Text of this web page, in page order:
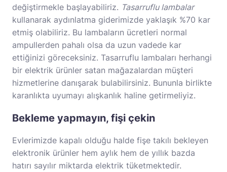
değiştirmekle başlayabiliriz. Tasarruflu lambalar
kullanarak aydınlatma giderimizde yaklaşık %70 kar
etmiş olabiliriz. Bu lambaların ücretleri normal
ampullerden pahalı olsa da uzun vadede kar
ettiğinizi göreceksiniz. Tasarruflu lambaları herhangi
bir elektrik ürünler satan mağazalardan müşteri
hizmetlerine danışarak bulabilirsiniz. Bununla birlikte
karanlıkta uyumayı alışkanlık haline getirmeliyiz.
Bekleme yapmayın, fişi çekin
Evlerimizde kapalı olduğu halde fişe takılı bekleyen
elektronik ürünler hem aylık hem de yıllık bazda
hatırı sayılır miktarda elektrik tüketmektedir.